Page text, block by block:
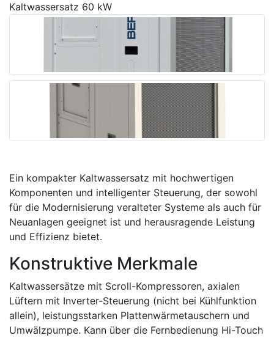
Kaltwassersatz 60 kW
Ein kompakter Kaltwassersatz mit hochwertigen
Komponenten und intelligenter Steuerung, der sowohl
für die Modernisierung veralteter Systeme als auch für
Neuanlagen geeignet ist und herausragende Leistung
und Effizienz bietet.
Konstruktive Merkmale
Kaltwassersätze mit Scroll-Kompressoren, axialen
Lüftern mit Inverter-Steuerung (nicht bei Kühlfunktion
allein), leistungsstarken Plattenwärmetauschern und
Umwälzpumpe. Kann über die Fernbedienung Hi-Touch